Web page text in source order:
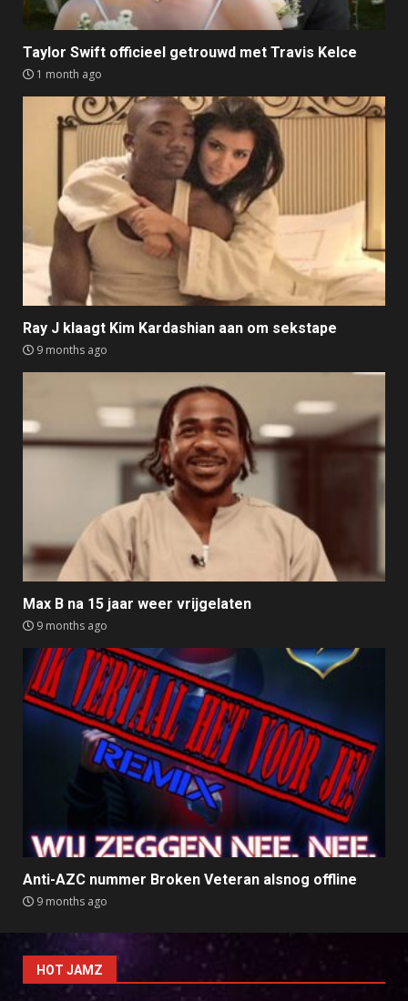
Taylor Swift officieel getrouwd met Travis Kelce
1 month ago
Ray J klaagt Kim Kardashian aan om sekstape
9 months ago
Max B na 15 jaar weer vrijgelaten
9 months ago
Anti-AZC nummer Broken Veteran alsnog offline
9 months ago
HOT JAMZ